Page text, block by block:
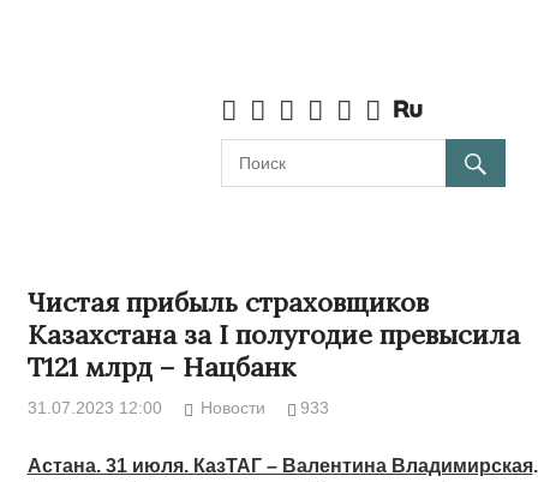
Чистая прибыль страховщиков
Казахстана за I полугодие превысила
Т121 млрд – Нацбанк
31.07.2023 12:00 Новости 933
Aстана. 31 июля. КазТАГ – Валентина Владимирская.